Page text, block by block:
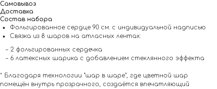
Самовывоз
Доставка
Состав набора
Фольгированное сердце 90 см. с индивидуальной надписью
Связка из 8 шаров на атласных лентах:
– 2 фольгированных сердечка
– 6 латексных шарика с добавлением стеклянного эффекта
* Благодаря технологии "шар в шаре", где цветной шар
помещён внутрь прозрачного, создаётся впечатляющий